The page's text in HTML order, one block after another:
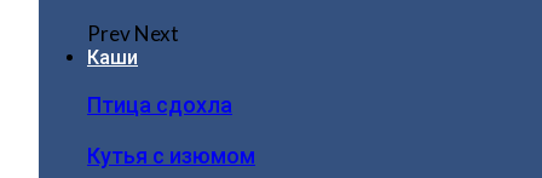
PrevNext
Каши
Птица сдохла
Кутья с изюмом